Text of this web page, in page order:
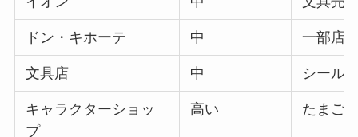
ドン・キホーテ 中 一部店
文具店 中 シール
キャラクターショッ
プ
高い たまご